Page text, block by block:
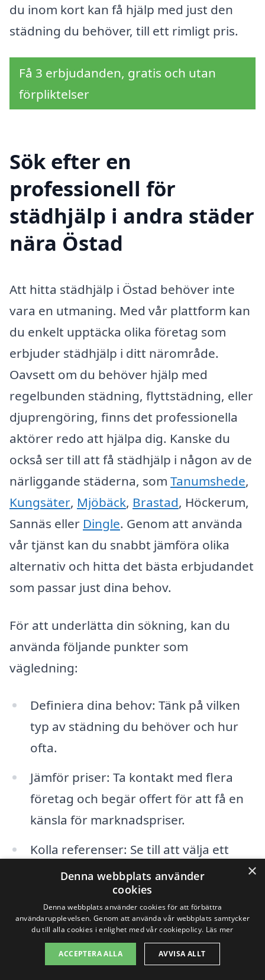
du inom kort kan få hjälp med just den
städning du behöver, till ett rimligt pris.
Få 3 erbjudanden, gratis och utan
förpliktelser
Sök efter en
professionell för
städhjälp i andra städer
nära Östad
Att hitta städhjälp i Östad behöver inte
vara en utmaning. Med vår plattform kan
du enkelt upptäcka olika företag som
erbjuder städhjälp i ditt närområde.
Oavsett om du behöver hjälp med
regelbunden städning, flyttstädning, eller
djuprengöring, finns det professionella
aktörer redo att hjälpa dig. Kanske du
också ser till att få städhjälp i någon av de
närliggande städerna, som Tanumshede,
Kungsäter, Mjöbäck, Brastad, Höckerum,
Sannäs eller Dingle. Genom att använda
vår tjänst kan du snabbt jämföra olika
alternativ och hitta det bästa erbjudandet
som passar just dina behov.
För att underlätta din sökning, kan du
använda följande punkter som
vägledning:
Definiera dina behov: Tänk på vilken
typ av städning du behöver och hur
ofta.
Jämför priser: Ta kontakt med flera
företag och begär offert för att få en
känsla för marknadspriser.
Kolla referenser: Se till att välja ett
företag med goda betyg och nöjda
Fråga om serviceutbudet: Många
företag kan erbjuda extra tjänster
som fönsterputsning eller städning av
×
Denna webbplats använder
cookies
Denna webbplats använder cookies för att förbättra
användarupplevelsen. Genom att använda vår webbplats samtycker
du till alla cookies i enlighet med vår cookiepolicy. Läs mer
ACCEPTERA ALLA AVVISA ALLT